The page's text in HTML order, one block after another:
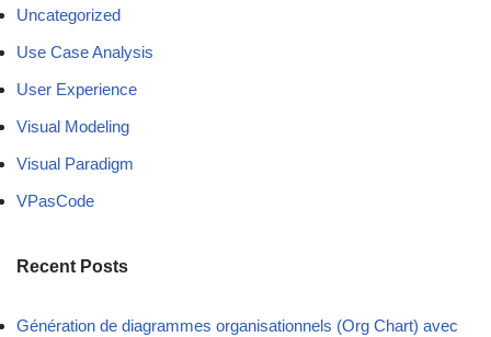
Uncategorized
Use Case Analysis
User Experience
Visual Modeling
Visual Paradigm
VPasCode
Recent Posts
Génération de diagrammes organisationnels (Org Chart) avec